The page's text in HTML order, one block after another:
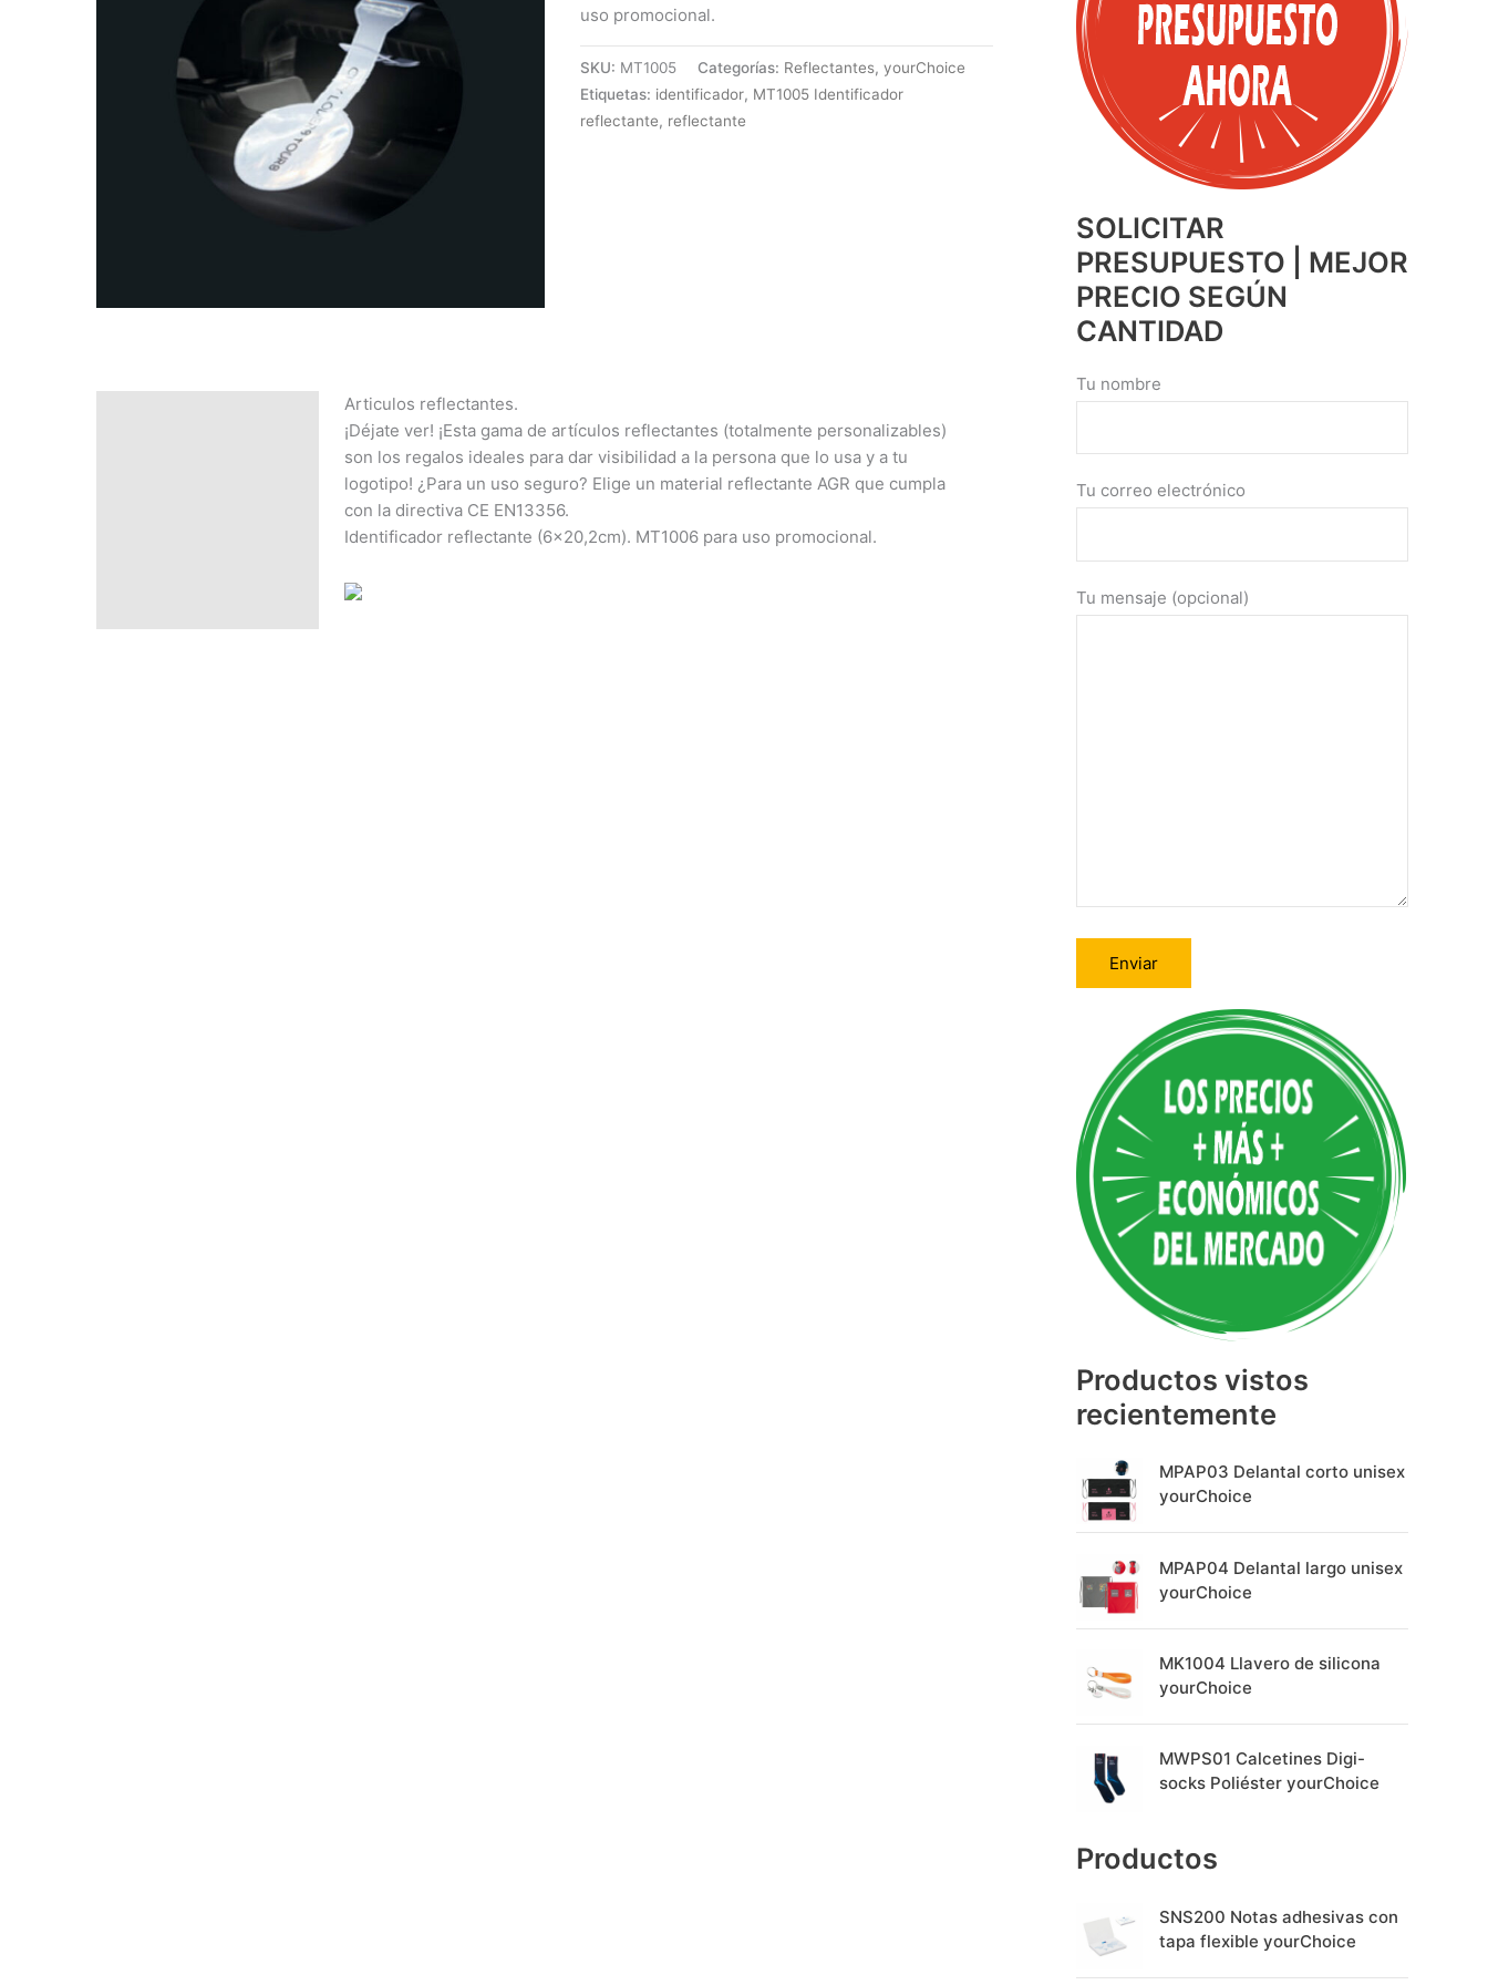
uso promocional.
SKU: MT1005 Categorías: Reflectantes,yourChoice
Etiquetas: identificador, MT1005 Identificador
reflectante, reflectante
Articulos reflectantes.
¡Déjate ver! ¡Esta gama de artículos reflectantes (totalmente personalizables)
son los regalos ideales para dar visibilidad a la persona que lo usa y a tu
logotipo! ¿Para un uso seguro? Elige un material reflectante AGR que cumpla
con la directiva CE EN13356.
Identificador reflectante (6×20,2cm). MT1006 para uso promocional.
SOLICITAR
PRESUPUESTO | MEJOR
PRECIO SEGÚN
CANTIDAD
Tu nombre
Tu correo electrónico
Tu mensaje (opcional)
e
r
n
a
:Productos vistos
recientemente
MPAP03 Delantal corto unisex
yourChoice
MPAP04 Delantal largo unisex
yourChoice
MK1004 Llavero de silicona
yourChoice
MWPS01 Calcetines Digi-
socks Poliéster yourChoice
Productos
SNS200 Notas adhesivas con
tapa flexible yourChoice